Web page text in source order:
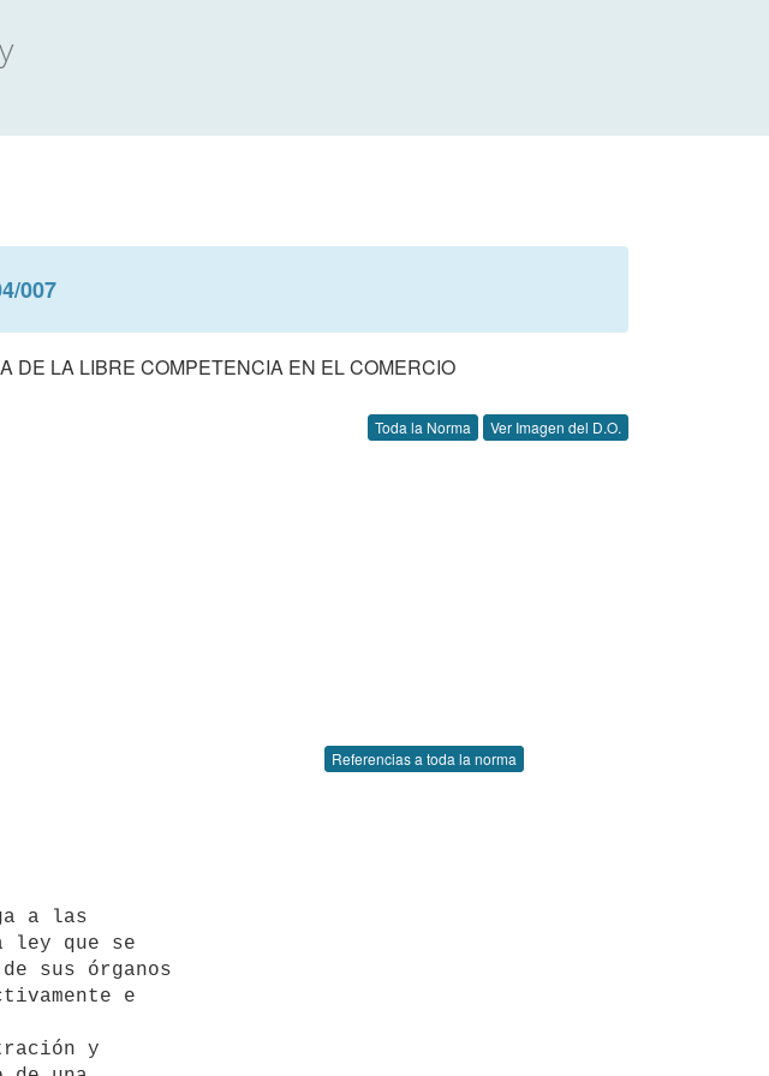
007
DE LA LIBRE COMPETENCIA EN EL COMERCIO
Toda la Norma Ver Imagen del D.O.
Referencias a toda la norma
ley que se
sus órganos
e
y